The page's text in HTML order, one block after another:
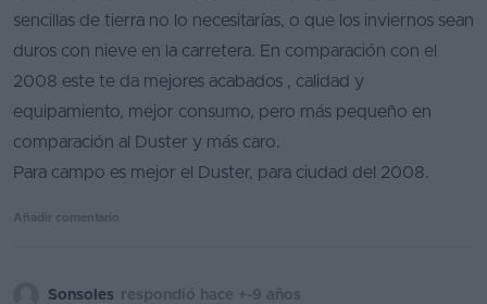
sencillas de tierra no lo necesitarías, o que los inviernos sean
duros con nieve en la carretera. En comparación con el
2008 este te da mejores acabados , calidad y
equipamiento, mejor consumo, pero más pequeño en
comparación al Duster y más caro.
Para campo es mejor el Duster, para ciudad del 2008.
Añadir comentario
Sonsoles respondió hace +-9 años